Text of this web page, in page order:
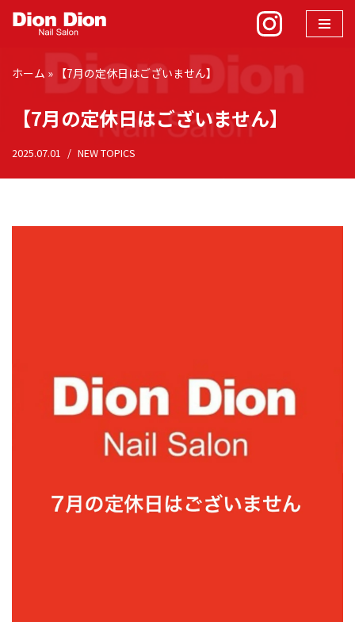
テ
ス
キ
ホーム » 【7月の定休日はございません】
【7月の定休日はございません】
2025.07.01 NEW TOPICS